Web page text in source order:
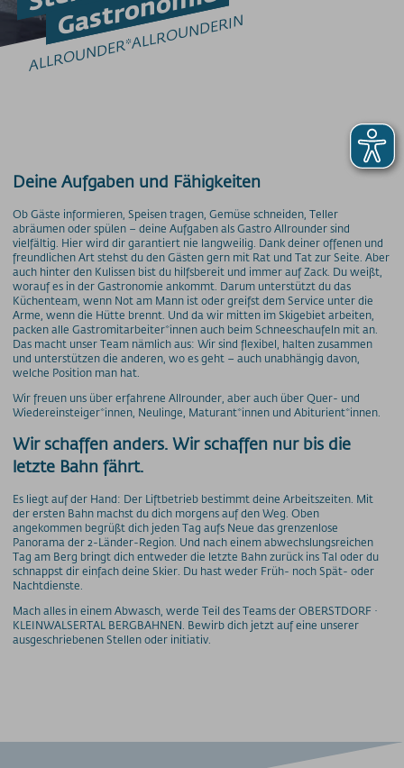
Bergbahn Unlimited
Downloads
Feedback
Videos
Wetter
Webcams
WLAN
PREISINFORMATIONEN
Preise - Nebelhornbahn
Preise - Fellhorn/Kanzelwand
Preise - Söllereckbahn
Preise - Walmendingerhornbahn
Preise - Heuberg
Preise - Ifenbahn
Saisonkarte
Saisonkarte Allgäu-Gletscher-Card
Jahreskarte Allgäu 365+
Gipfel(S)pass Mehrtageskarten
GUT-Ticket Mehrtageskarten
Parkplatzpreise
UNTERNEHMEN
ALLROUNDER*ALLROUNDERIN
Deine Aufgaben und Fähigkeiten
Ob Gäste informieren, Speisen tragen, Gemüse schneiden, Teller
abräumen oder spülen – deine Aufgaben als Gastro Allrounder sind
vielfältig. Hier wird dir garantiert nie langweilig. Dank deiner offenen und
freundlichen Art stehst du den Gästen gern mit Rat und Tat zur Seite. Aber
auch hinter den Kulissen bist du hilfsbereit und immer auf Zack. Du weißt,
worauf es in der Gastronomie ankommt. Darum unterstützt du das
Küchenteam, wenn Not am Mann ist oder greifst dem Service unter die
Arme, wenn die Hütte brennt. Und da wir mitten im Skigebiet arbeiten,
packen alle Gastromitarbeiter*innen auch beim Schneeschaufeln mit an.
Das macht unser Team nämlich aus: Wir sind flexibel, halten zusammen
und unterstützen die anderen, wo es geht – auch unabhängig davon,
welche Position man hat.
Wir freuen uns über erfahrene Allrounder, aber auch über Quer- und
Wiedereinsteiger*innen, Neulinge, Maturant*innen und Abiturient*innen.
Wir schaffen anders. Wir schaffen nur bis die
letzte Bahn fährt.
Es liegt auf der Hand: Der Liftbetrieb bestimmt deine Arbeitszeiten. Mit
der ersten Bahn machst du dich morgens auf den Weg. Oben
angekommen begrüßt dich jeden Tag aufs Neue das grenzenlose
Panorama der 2-Länder-Region. Und nach einem abwechslungsreichen
Tag am Berg bringt dich entweder die letzte Bahn zurück ins Tal oder du
schnappst dir einfach deine Skier. Du hast weder Früh- noch Spät- oder
Nachtdienste.
Mach alles in einem Abwasch, werde Teil des Teams der OBERSTDORF ·
KLEINWALSERTAL BERGBAHNEN. Bewirb dich jetzt auf eine unserer
ausgeschriebenen Stellen oder initiativ.